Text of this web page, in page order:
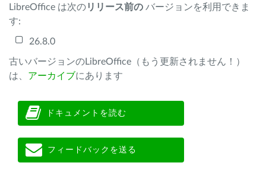
LibreOffice は次のリリース前の バージョンを利用できま
す:
26.8.0
古いバージョンのLibreOffice（もう更新されません！）
は、 アーカイブにあります
ドキュメントを読む
フィードバックを送る